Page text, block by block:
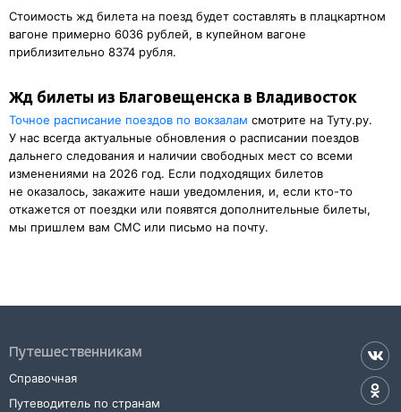
Стоимость жд билета на поезд будет составлять в плацкартном
вагоне примерно 6036 рублей, в купейном вагоне
приблизительно 8374 рубля.
Жд билеты из Благовещенска в Владивосток
Точное расписание поездов по вокзалам смотрите на Туту.ру.
У нас всегда актуальные обновления о расписании поездов
дальнего следования и наличии свободных мест со всеми
изменениями на 2026 год. Если подходящих билетов
не оказалось, закажите наши уведомления, и, если кто-то
откажется от поездки или появятся дополнительные билеты,
мы пришлем вам СМС или письмо на почту.
Путешественникам
Справочная
Путеводитель по странам